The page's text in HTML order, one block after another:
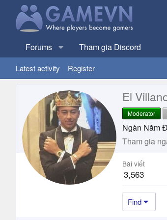
Forums Tham gia Discord
Latest activity Register
El
Moderator
Ngàn Năm
Tham gia
Bài viết
3,563
Find